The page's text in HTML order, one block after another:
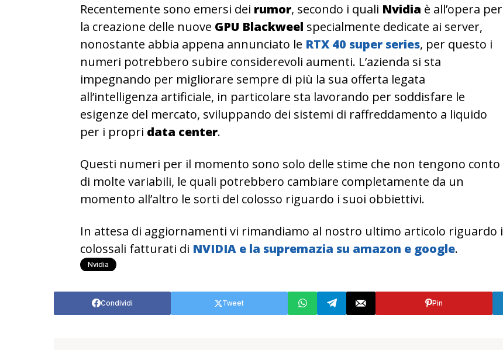
Recentemente sono emersi dei rumor, secondo i quali Nvidia è all’opera per
la creazione delle nuove GPU Blackweel specialmente dedicate ai server,
nonostante abbia appena annunciato le RTX 40 super series, per questo i
numeri potrebbero subire considerevoli aumenti. L’azienda si sta
impegnando per migliorare sempre di più la sua offerta legata
all’intelligenza artificiale, in particolare sta lavorando per soddisfare le
esigenze del mercato, sviluppando dei sistemi di raffreddamento a liquido
per i propri data center.
Questi numeri per il momento sono solo delle stime che non tengono conto
di molte variabili, le quali potrebbero cambiare completamente da un
momento all’altro le sorti del colosso riguardo i suoi obbiettivi.
In attesa di aggiornamenti vi rimandiamo al nostro ultimo articolo riguardo i
colossali fatturati di NVIDIA e la supremazia su amazon e google.
Nvidia
Condividi Tweet Pin